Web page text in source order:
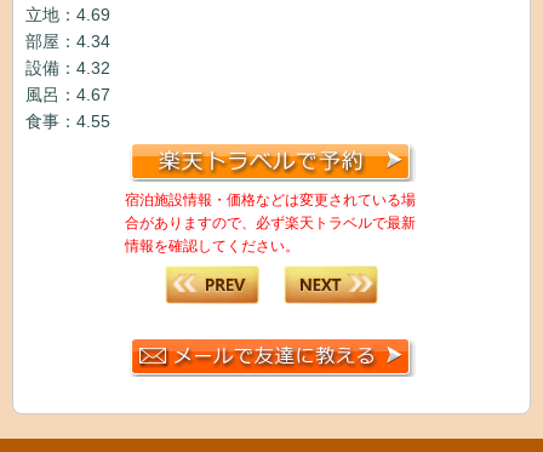
立地：4.69
部屋：4.34
設備：4.32
風呂：4.67
食事：4.55
宿泊施設情報・価格などは変更されている場
合がありますので、必ず楽天トラベルで最新
情報を確認してください。